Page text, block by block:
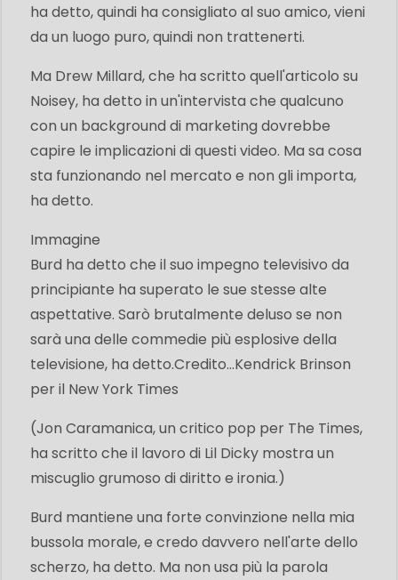
ha detto, quindi ha consigliato al suo amico, vieni
da un luogo puro, quindi non trattenerti.
Ma Drew Millard, che ha scritto quell'articolo su
Noisey, ha detto in un'intervista che qualcuno
con un background di marketing dovrebbe
capire le implicazioni di questi video. Ma sa cosa
sta funzionando nel mercato e non gli importa,
ha detto.
Immagine
Burd ha detto che il suo impegno televisivo da
principiante ha superato le sue stesse alte
aspettative. Sarò brutalmente deluso se non
sarà una delle commedie più esplosive della
televisione, ha detto.Credito...Kendrick Brinson
per il New York Times
(Jon Caramanica, un critico pop per The Times,
ha scritto che il lavoro di Lil Dicky mostra un
miscuglio grumoso di diritto e ironia.)
Burd mantiene una forte convinzione nella mia
bussola morale, e credo davvero nell'arte dello
scherzo, ha detto. Ma non usa più la parola